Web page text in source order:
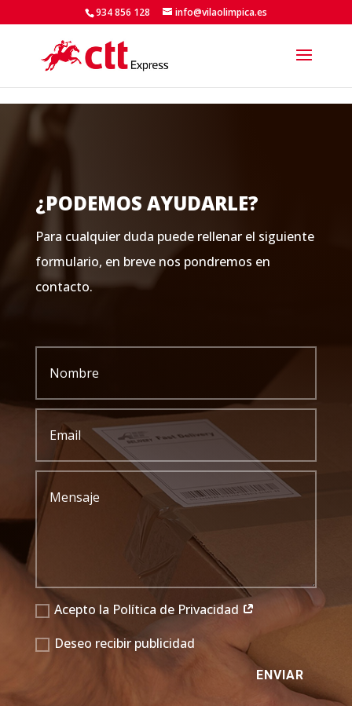
934 856 128 info@vilaolimpica.es
¿PODEMOS AYUDARLE?
Para cualquier duda puede rellenar el siguiente
formulario, en breve nos pondremos en
contacto.
Acepto la Política de Privacidad
Deseo recibir publicidad
ENVIAR